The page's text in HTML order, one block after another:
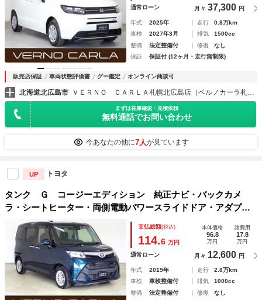
通常ローン 月々 37,300 円
年式 2025年 走行
0.8万km
車検
2027年3月 排気
1500cc
整備
法定整備付 修復
なし
保証
保証付 (12ヶ月・走行無制限)
販売店保証 車両状態評価書 グー鑑定 オンライン商談可
北海道北広島市 ＶＥＲＮＯ ＣＡＲＬＡ札幌北広島店（ベルノカーラ札幌北広島店）
まずは在庫確認・見積依頼
無料通話でお問い合わせ
今あなたの他に7人が見ています
UP トヨタ
タンク Ｇ コージーエディション 純正ナビ・バックカメ
ラ・シートヒーター・両側電動パワースライドドア・アダプテ
ィブクルーズコントロール・レーンキープ・衝突軽減ブレー
キ・障害物センサー・Ｂｌｕｅｔｏｏｔｈ・スマートキー
支払総額(税込)
114.6 万円
本体価格
96.8
万円
諸費用
17.8
万円
通常ローン 月々 12,600 円
年式 2019年 走行
2.8万km
車検
車検整備付 排気
1000cc
整備
法定整備付 修復
なし